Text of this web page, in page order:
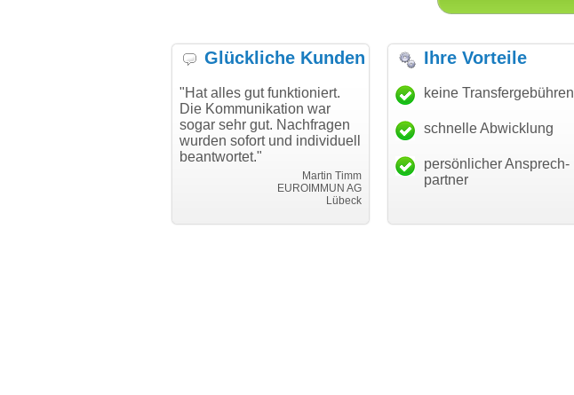
Glückliche Kunden
"Hat alles gut funktioniert.
Die Kommunikation war
sogar sehr gut. Nachfragen
wurden sofort und individuell
beantwortet."
Martin Timm
EUROIMMUN AG
Lübeck
"Danke für den schnellen
Transfer und guten Service!"
Thomas Schäfer
i can eckert communication GmbH
Ihre Vorteile
keine Transfergebühren
schnelle Abwicklung
persönlicher Ansprech-
partner